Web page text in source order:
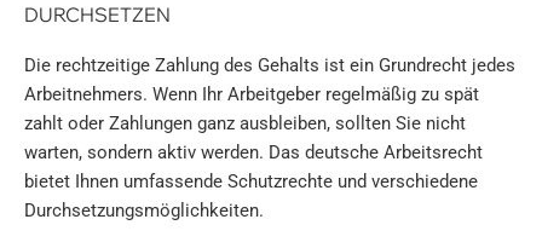
DURCHSETZEN
Die rechtzeitige Zahlung des Gehalts ist ein Grundrecht jedes
Arbeitnehmers. Wenn Ihr Arbeitgeber regelmäßig zu spät
zahlt oder Zahlungen ganz ausbleiben, sollten Sie nicht
warten, sondern aktiv werden. Das deutsche Arbeitsrecht
bietet Ihnen umfassende Schutzrechte und verschiedene
Durchsetzungsmöglichkeiten.